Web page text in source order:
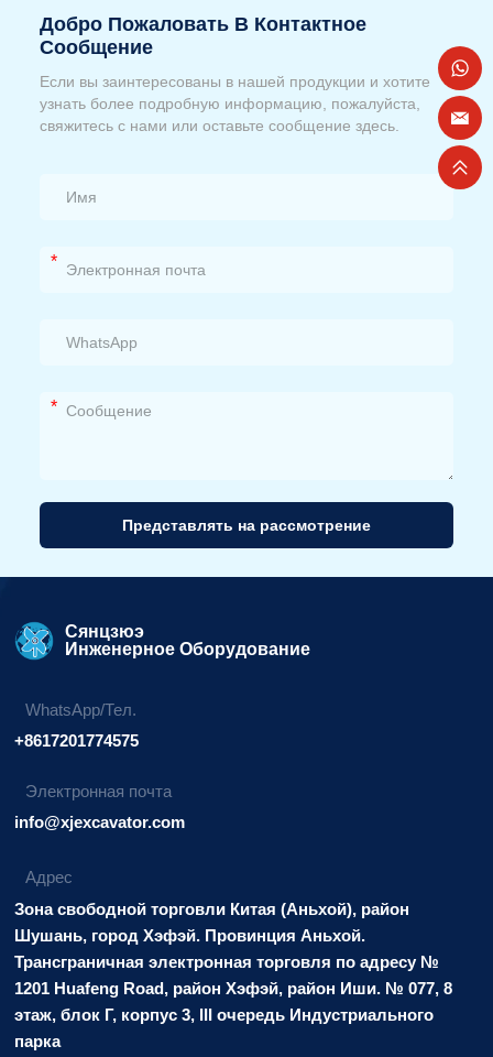
Добро Пожаловать В Контактное
Сообщение
Если вы заинтересованы в нашей продукции и хотите
узнать более подробную информацию, пожалуйста,
свяжитесь с нами или оставьте сообщение здесь.
*
*
Представлять на рассмотрение
вариант:
Сянцзюэ
Инженерное Оборудование
WhatsApp/Тел.
+8617201774575
Электронная почта
info@xjexcavator.com
Адрес
Зона свободной торговли Китая (Аньхой), район
Шушань, город Хэфэй. Провинция Аньхой.
Трансграничная электронная торговля по адресу №
1201 Huafeng Road, район Хэфэй, район Иши. № 077, 8
этаж, блок Г, корпус 3, III очередь Индустриального
парка